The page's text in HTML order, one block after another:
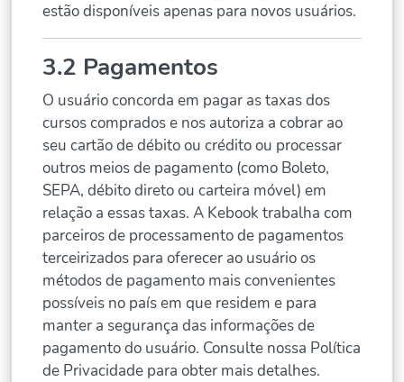
estão disponíveis apenas para novos usuários.
3.2 Pagamentos
O usuário concorda em pagar as taxas dos
cursos comprados e nos autoriza a cobrar ao
seu cartão de débito ou crédito ou processar
outros meios de pagamento (como Boleto,
SEPA, débito direto ou carteira móvel) em
relação a essas taxas. A Kebook trabalha com
parceiros de processamento de pagamentos
terceirizados para oferecer ao usuário os
métodos de pagamento mais convenientes
possíveis no país em que residem e para
manter a segurança das informações de
pagamento do usuário. Consulte nossa Política
de Privacidade para obter mais detalhes.